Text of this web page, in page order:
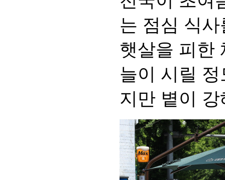
는 점심 식
햇살을 피한
늘이 시릴 정
지만 볕이